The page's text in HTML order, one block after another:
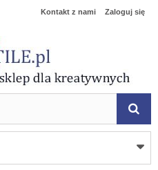
Zaloguj się
Kontakt z nami